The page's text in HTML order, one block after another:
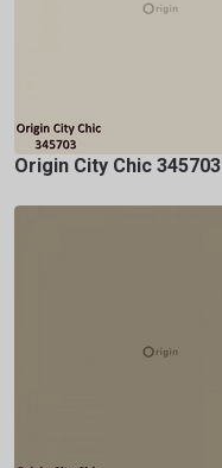
Origin City Chic 345703